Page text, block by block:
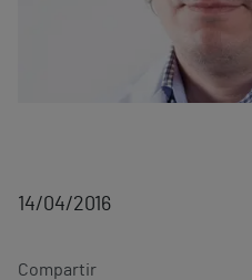
14/04/2016
Compartir